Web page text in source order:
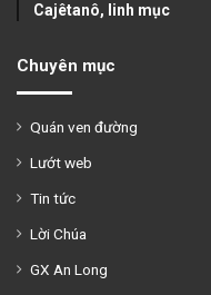
Cajêtanô, linh mục
Chuyên mục
Quán ven đường
Lướt web
Tin tức
Lời Chúa
GX An Long